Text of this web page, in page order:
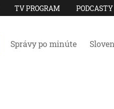
TV PROGRAM PODCASTY
Správy po minúte